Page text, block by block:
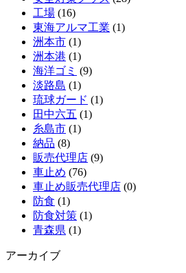
工場 (16)
東海アルマ工業 (1)
洲本市 (1)
洲本港 (1)
海洋ゴミ (9)
淡路島 (1)
琉球ガード (1)
田中六五 (1)
糸島市 (1)
納品 (8)
販売代理店 (9)
車止め (76)
車止め販売代理店 (0)
防食 (1)
防食対策 (1)
青森県 (1)
アーカイブ